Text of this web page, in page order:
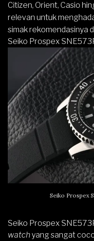
Citizen, Orient, Casio
relevan untuk
simak rekomendasinya
Seiko Prospex
Seiko Prospex
Seiko Prospex
watchyang sangat